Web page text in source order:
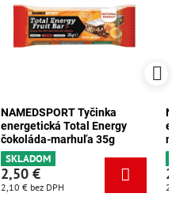
NAMEDSPORT Tyčinka
energetická Total Energy
čokoláda-marhuľa 35g
SKLADOM
2,50 €
2,10 € bez DPH